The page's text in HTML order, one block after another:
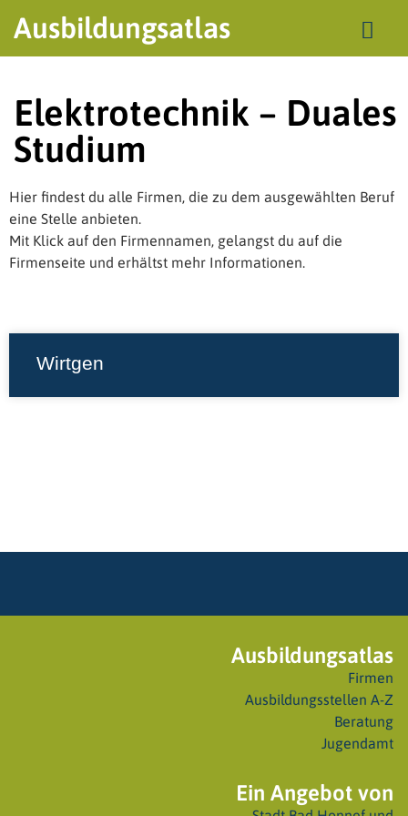
Ausbildungsatlas
Elektrotechnik – Duales
Studium
Hier findest du alle Firmen, die zu dem ausgewählten Beruf
eine Stelle anbieten.
Mit Klick auf den Firmennamen, gelangst du auf die
Firmenseite und erhältst mehr Informationen.
Wirtgen
Ausbildungsatlas
Firmen
Ausbildungsstellen A-Z
Beratung
Jugendamt
Ein Angebot von